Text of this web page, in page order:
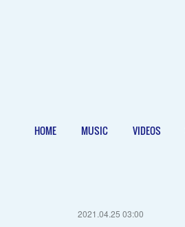
HOME MUSIC VIDEOS
2021.04.25 03:00